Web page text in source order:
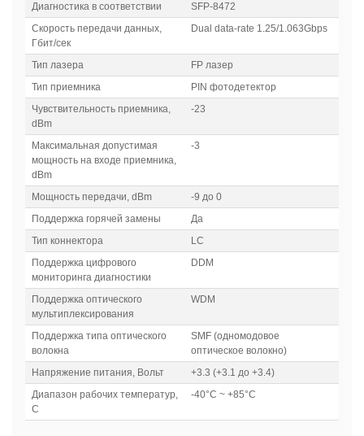
Диагностика в соответствии
SFP-8472
Скорость передачи данных,
Гбит/сек
Dual data-rate 1.25/1.063Gbps
Тип лазера
FP лазер
Тип приемника
PIN фотодетектор
Чувствительность приемника,
dBm
-23
Максимальная допустимая
мощность на входе приемника,
dBm
-3
Мощность передачи, dBm
-9 до 0
Поддержка горячей замены
Да
Тип коннектора
LC
Поддержка цифрового
мониторинга диагностики
DDM
Поддержка оптического
мультиплексирования
WDM
Поддержка типа оптического
волокна
SMF (одномодовое
оптическое волокно)
Напряжение питания, Вольт
+3.3 (+3.1 до +3.4)
Диапазон рабочих температур,
C
-40°C ~ +85°C